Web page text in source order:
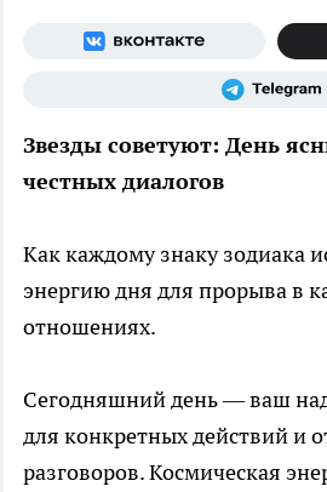
Звезды советуют: День
честных диалогов
Как каждому знаку зодиака
энергию дня для прорыва в
отношениях.
Сегодняшний день — ваш
для конкретных действий и
разговоров. Космическая